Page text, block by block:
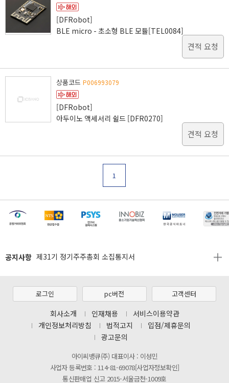
[DFRobot]
BLE micro - 초소형 BLE 모듈[TEL0084]
견적 요청
상품코드 P006993079
[DFRobot]
아두이노 액세서리 쉴드 [DFR0270]
견적 요청
1
공지사항
[마일리지 적립 및 사용 정책 개편 안내]
제31기 정기주주총회 소집통지서
[2026년 8월 신용카드 무이자 행사 안내]
제31기 정기주주총회 소집통지서
[마일리지 적립 및 사용 정책 개편 안내]
로그인 pc버전 고객센터
회사소개 인재채용
서비스이용약관
개인정보처리방침
법적고지
입점/제휴문의
광고문의
아이씨뱅큐(주) 대표이사 : 이성민
사업자 등록번호 : 114-81-69078[사업자정보확인]
통신판매업 신고 2015-서울금천-1009호